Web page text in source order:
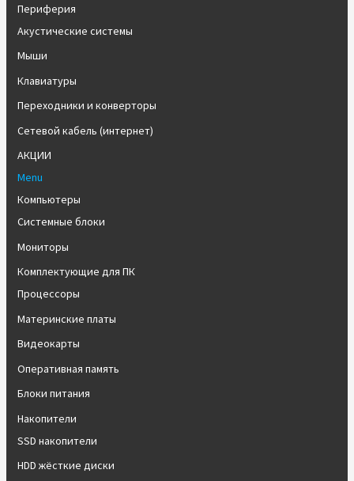
Периферия
Акустические системы
Мыши
Клавиатуры
Переходники и конверторы
Сетевой кабель (интернет)
АКЦИИ
Menu
Компьютеры
Системные блоки
Мониторы
Комплектующие для ПК
Процессоры
Материнские платы
Видеокарты
Оперативная память
Блоки питания
Накопители
SSD накопители
HDD жёсткие диски